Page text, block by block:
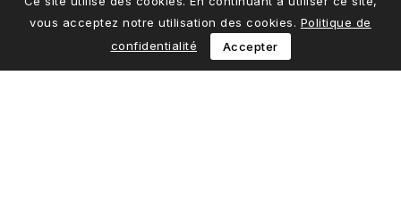
Contactez-Nous
vous acceptez notre utilisation des cookies. Politique de
confidentialité
Accepter